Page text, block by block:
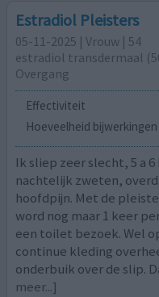
Estradiol Pleisters
05-11-2025 | Vrouw | 54
estradiol transdermaal
Overgang
Effectiviteit
Hoeveelheid bijwerkingen
Ik sliep zeer slecht, 5 a
nachtelijk zweten,
hoofdpijn. Met de
word nog maar 1 keer
een toilet bezoek. Wel
continue kleding
onderbuik over de slip.
meer...]